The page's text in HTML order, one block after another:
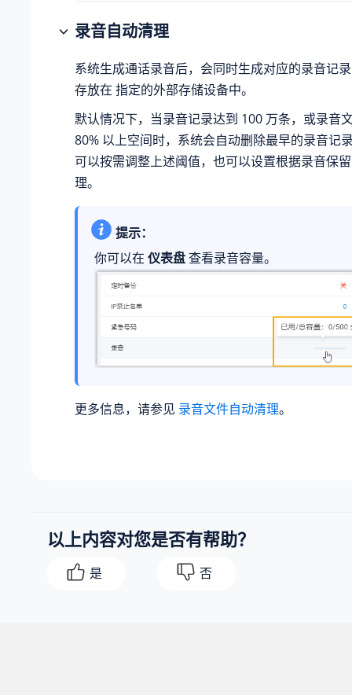
录音自动清理
系统生成通话录音后，会同时生成对应的录音记
存放在 指定的外部存储设备中。
默认情况下，当录音记录达到 100 万条，或录音
80% 以上空间时，系统会自动删除最早的录音记
可以按需调整上述阈值，也可以设置根据录音保
理。
提示：
你可以在 仪表盘查看录音容量。
更多信息，请参见 录音文件自动清理。
以上内容对您是否有帮助？
是 否